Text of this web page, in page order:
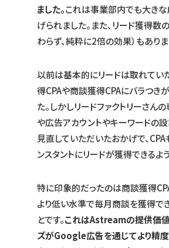
ました。これは事業部内でも大きな
げられました。また、リード獲得数
わらず、純粋に2倍の効果）もありま
以前は基本的にリードは取れてい
得CPAや商談獲得CPAにバラつき
た。しかしリードファクトリーさん
や広告アカウントやキーワードの
見直していただいたおかげで、CPA
ンスタントにリードが獲得できるよ
特に印象的だったのは商談獲得
より低い水準で毎月商談を獲得で
とです。これはAstreamの提供価
ズがGoogle広告を通じてより精度